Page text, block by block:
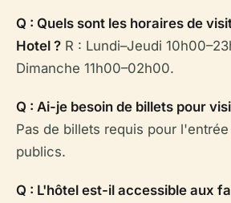
Q : Quels sont les horaires de
Hotel ? R : Lundi–Jeudi
Dimanche 11h00–02h00.
Q : Ai-je besoin de billets pour
Pas de billets requis pour
publics.
Q : L'hôtel est-il accessible aux